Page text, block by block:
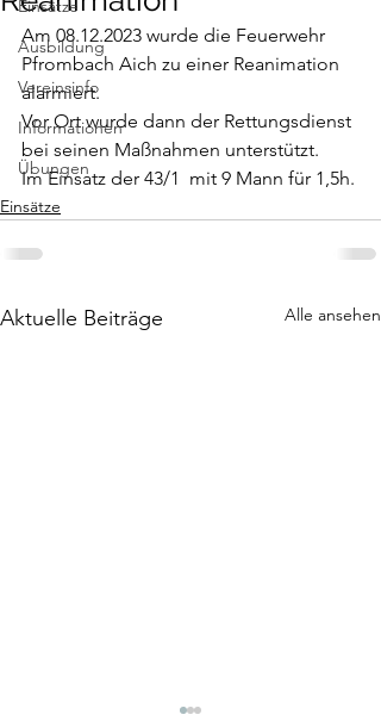
Einsätze
Ausbildung
Vereinsinfo
Informationen
Übungen
Am 08.12.2023 wurde die Feuerwehr
Pfrombach Aich zu einer Reanimation
alarmiert.
Vor Ort wurde dann der Rettungsdienst
bei seinen Maßnahmen unterstützt.
Im Einsatz der 43/1  mit 9 Mann für 1,5h.
Einsätze
Aktuelle Beiträge Alle ansehen